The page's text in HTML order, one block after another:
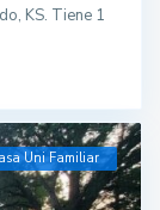
KS. Tiene 1
Uni Familiar